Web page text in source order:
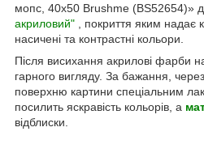
мопс, 40х50 Brushme (BS52654)»
акриловий" , покриття яким надає
насичені та контрастні кольори.
Після висихання акрилові фарби
гарного вигляду. За бажання,
поверхню картини спеціальним
посилить яскравість кольорів, а
відблиски.